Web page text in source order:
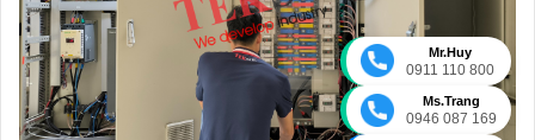
Mr.Huy
0911 110 800
Ms.Trang
0946 087 169